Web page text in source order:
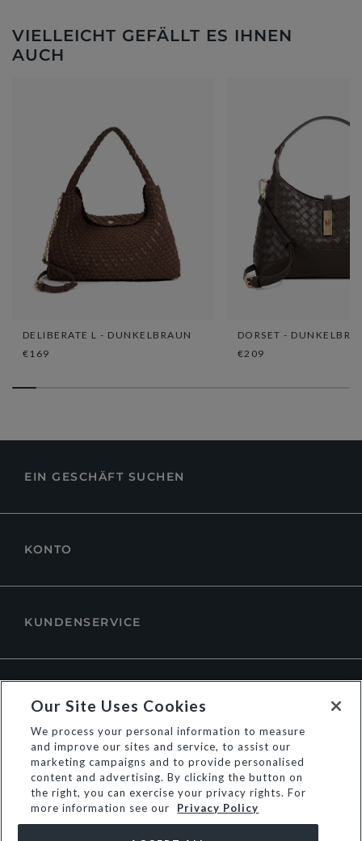
VIELLEICHT GEFÄLLT ES IHNEN
AUCH
DELIBERATE L - DUNKELBRAUN
€169
DORSET -
€209
EIN GESCHÄFT SUCHEN
KONTO
KUNDENSERVICE
Our Site Uses Cookies
We process your personal information to measure
and improve our sites and service, to assist our
marketing campaigns and to provide personalised
content and advertising. By clicking the button on
the right, you can exercise your privacy rights. For
more information see our
Privacy Policy